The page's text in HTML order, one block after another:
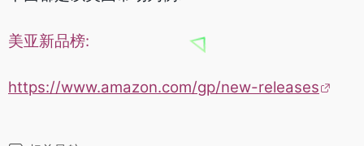
美亚新品榜:
https://www.amazon.com/gp/new-releases